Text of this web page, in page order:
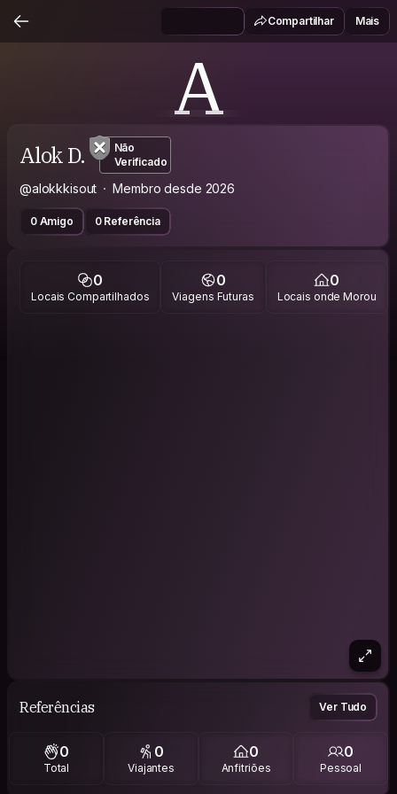
Compartilhar Mais
A
Alok D.
Não
Verificado
@alokkkisout Membro desde 2026
0 Amigo 0 Referência
0
Locais Compartilhados
0
Viagens Futuras
0
Locais onde Morou
Referências Ver Tudo
0
Total
0
Viajantes
0
Anfitriões
0
Pessoal